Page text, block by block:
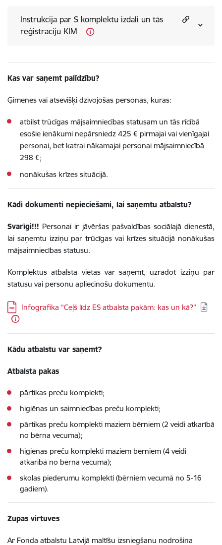
Instrukcija par S komplektu izdali un tās
reģistrāciju KIM
Kas var saņemt palīdzību?
Ģimenes vai atsevišķi dzīvojošas personas, kuras:
atbilst trūcīgas mājsaimniecības statusam un tās rīcībā
esošie ienākumi nepārsniedz 425 € pirmajai vai vienīgajai
personai, bet katrai nākamajai personai mājsaimniecībā
298 €;
nonākušas krīzes situācijā.
Kādi dokumenti nepieciešami, lai saņemtu atbalstu?
Svarīgi!!! Personai ir jāvēršas pašvaldības sociālajā dienestā,
lai saņemtu izziņu par trūcīgas vai krīzes situācijā nonākušas
mājsaimniecības statusu.
Komplektus atbalsta vietās var saņemt, uzrādot izziņu par
statusu vai personu apliecinošu dokumentu.
Lejupielādēt:
Infografika “Ceļš līdz ES atbalsta pakām: kas un kā?”
Kādu atbalstu var saņemt?
Atbalsta pakas
pārtikas preču komplekti;
higiēnas un saimniecības preču komplekti;
pārtikas preču komplekti maziem bērniem (2 veidi atkarībā
no bērna vecuma);
higiēnas preču komplekti maziem bērniem (4 veidi
atkarībā no bērna vecuma);
skolas piederumu komplekti (bērniem vecumā no 5-16
gadiem).
Zupas virtuves
Ar Fonda atbalstu Latvijā maltīšu izsniegšanu nodrošina